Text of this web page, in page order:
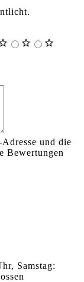
und die
Bewertungen
Samstag: